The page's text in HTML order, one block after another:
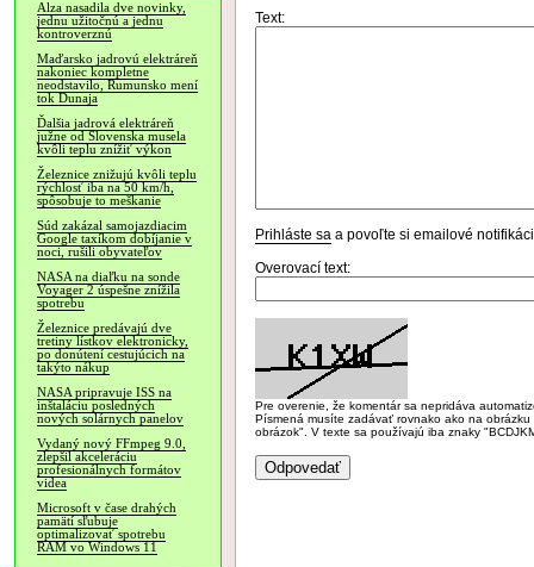
Alza nasadila dve novinky,
jednu užitočnú a jednu
kontroverznú
Maďarsko jadrovú elektráreň
nakoniec kompletne
neodstavilo, Rumunsko mení
tok Dunaja
Ďalšia jadrová elektráreň
južne od Slovenska musela
kvôli teplu znížiť výkon
Železnice znižujú kvôli teplu
rýchlosť iba na 50 km/h,
spôsobuje to meškanie
Súd zakázal samojazdiacim
Google taxíkom dobíjanie v
noci, rušili obyvateľov
NASA na diaľku na sonde
Voyager 2 úspešne znížila
spotrebu
Železnice predávajú dve
tretiny lístkov elektronicky,
po donútení cestujúcich na
takýto nákup
NASA pripravuje ISS na
inštaláciu posledných
nových solárnych panelov
Vydaný nový FFmpeg 9.0,
zlepšil akceleráciu
profesionálnych formátov
videa
Microsoft v čase drahých
pamätí sľubuje
optimalizovať spotrebu
RAM vo Windows 11
Text:
Prihláste sa a povoľte si emailové
Overovací text:
Pre overenie, že komentár sa nepridáva
Písmená musíte zadávať rovnako ako na
obrázok". V texte sa používajú iba znaky